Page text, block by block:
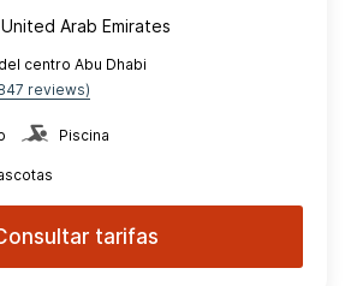
Arab Emirates
centro Abu Dhabi
reviews)
Piscina
tarifas